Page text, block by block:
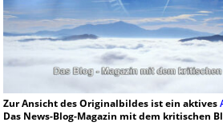
Zur Ansicht des Originalbildes ist ein aktives
Das News-Blog-Magazin mit dem kritischen